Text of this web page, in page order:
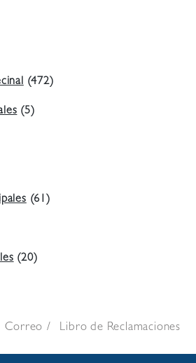
(472)
(5)
(61)
(20)
Correo Libro de Reclamaciones